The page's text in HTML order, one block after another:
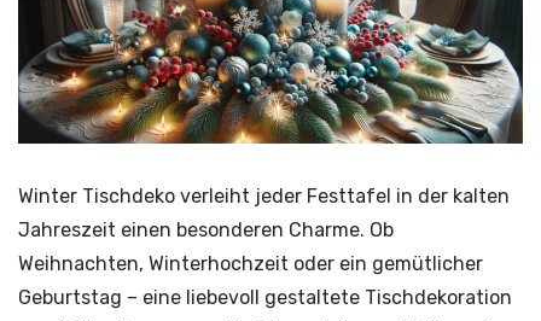
Winter Tischdeko verleiht jeder Festtafel in der kalten
Jahreszeit einen besonderen Charme. Ob
Weihnachten, Winterhochzeit oder ein gemütlicher
Geburtstag – eine liebevoll gestaltete Tischdekoration